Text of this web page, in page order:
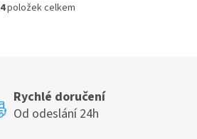
O
c
í
p
4položek celkem
Rychlé doručení
Od odeslání 24h